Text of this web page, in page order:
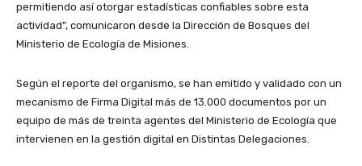
permitiendo así otorgar estadísticas confiables sobre esta
actividad”, comunicaron desde la Dirección de Bosques del
Ministerio de Ecología de Misiones.
Según el reporte del organismo, se han emitido y validado con un
mecanismo de Firma Digital más de 13.000 documentos por un
equipo de más de treinta agentes del Ministerio de Ecología que
intervienen en la gestión digital en Distintas Delegaciones.